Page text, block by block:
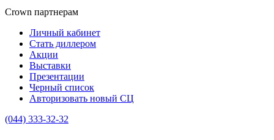
Crown партнерам
Личный кабинет
Стать диллером
Акции
Выставки
Презентации
Черный список
Авторизовать новый СЦ
(044) 333-32-32